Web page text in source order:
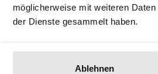
möglicherweise mit weiteren
der Dienste gesammelt haben.
Ablehnen